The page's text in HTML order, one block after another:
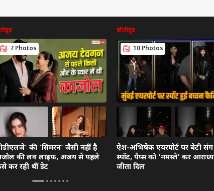
7 Photos
की 'सिमरन' जैसी नहीं है
की लव लाइफ, अजय से पहले
कर रही थीं डेट
बॉलीवुड
10 Photos
ऐश-अभिषेक एयरपोर्ट पर बेटी
स्पॉट, पैप्स को 'नमस्ते' कर
जीता दिल